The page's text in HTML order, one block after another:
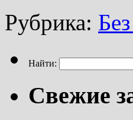
Рубрика:
Найти:
Свежие